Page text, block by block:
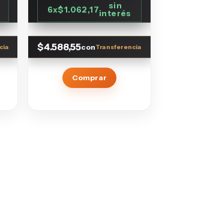
6x$1.062,17
sin
interés
$4.588,55con
Comprar